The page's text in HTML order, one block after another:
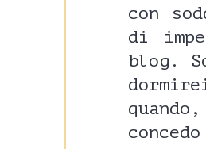
con
di
blog.